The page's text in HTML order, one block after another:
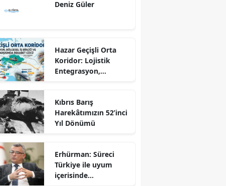
Sürdürülebilir
Deniz Güler
Hazar Geçişli Orta
Koridor: Lojistik
Entegrasyon,
Karşısında Rekabet
Gücü
Kıbrıs Barış
Harekâtımızın 52’inci
Yıl Dönümü
Erhürman: Süreci
Türkiye ile uyum
içerisinde